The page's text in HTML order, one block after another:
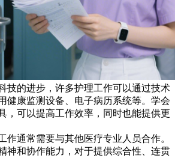
技的进步，许多护理工作可以通过技术
健康监测设备、电子病历系统等。学会
，可以提高工作效率，同时也能提供更
作通常需要与其他医疗专业人员合作。
神和协作能力，对于提供综合性、连贯